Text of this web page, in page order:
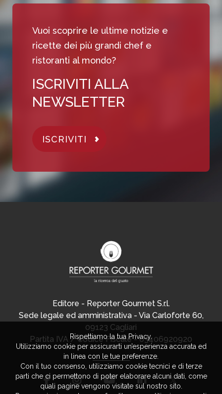
Vuoi scoprire le ultime notizie e
ricette dei più grandi chef e
ristoranti al mondo?
ISCRIVITI ALLA
NEWSLETTER
ISCRIVITI
Editore - Reporter Gourmet S.r.l.
Sede legale ed amministrativa - Via Carloforte 60,
09123 Cagliari
Partita IVA / Codice Fiscale - 03406920920
Rispettiamo la tua Privacy.
Utilizziamo cookie per assicurarti un’esperienza accurata ed
in linea con le tue preferenze.
Con il tuo consenso, utilizziamo cookie tecnici e di terze
parti che ci permettono di poter elaborare alcuni dati, come
quali pagine vengono visitate sul nostro sito.